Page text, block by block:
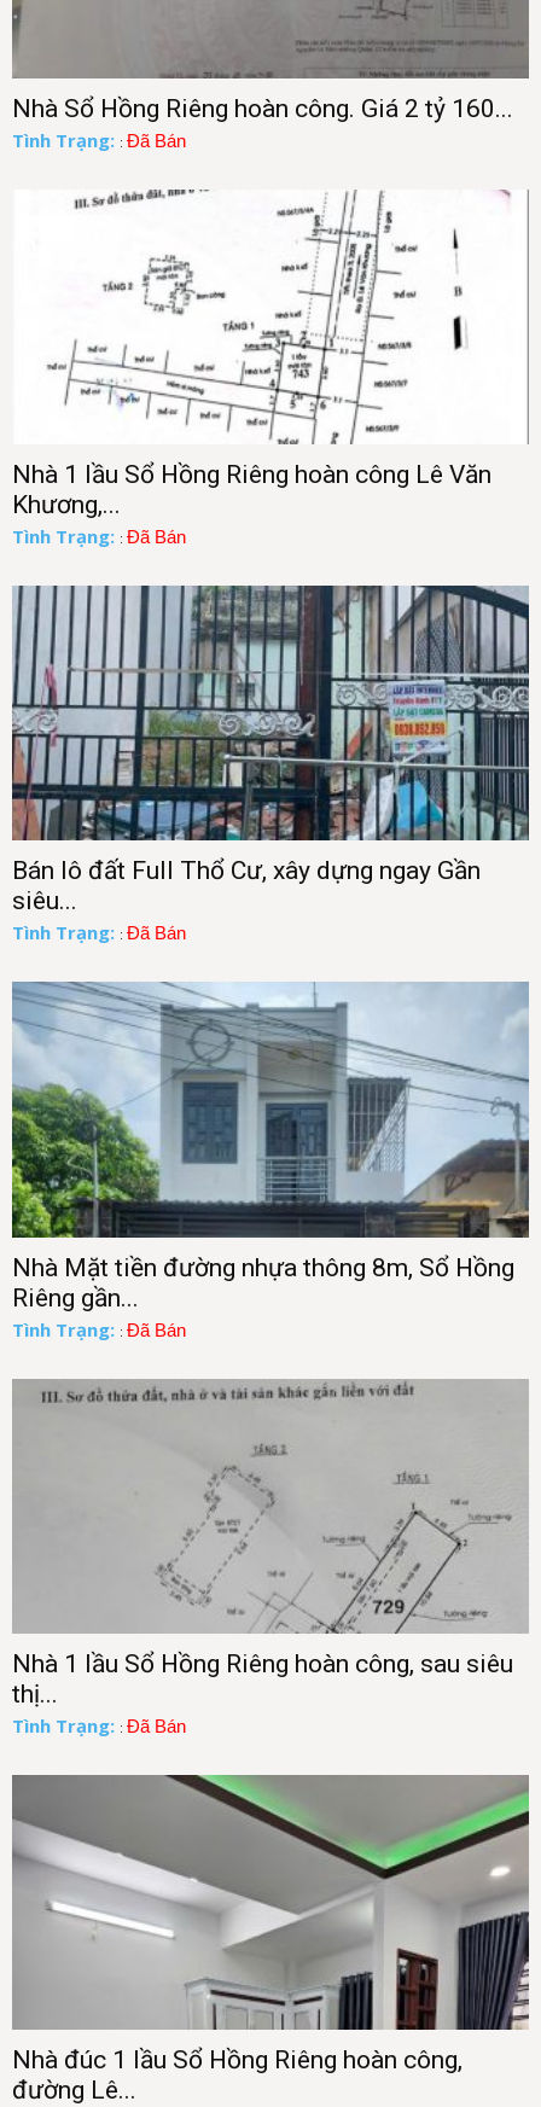
Nhà Sổ Hồng Riêng hoàn công. Giá 2 tỷ 160...
Tình Trạng: : Đã Bán
Nhà 1 lầu Sổ Hồng Riêng hoàn công Lê Văn
Khương,...
Tình Trạng: : Đã Bán
Bán lô đất Full Thổ Cư, xây dựng ngay Gần
siêu...
Tình Trạng: : Đã Bán
Nhà Mặt tiền đường nhựa thông 8m, Sổ Hồng
Riêng gần...
Tình Trạng: : Đã Bán
Nhà 1 lầu Sổ Hồng Riêng hoàn công, sau siêu
thị...
Tình Trạng: : Đã Bán
Nhà đúc 1 lầu Sổ Hồng Riêng hoàn công,
đường Lê...